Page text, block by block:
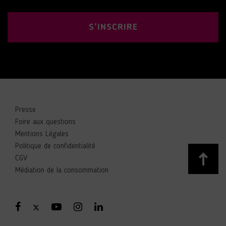
S'INSCRIRE
Presse
Foire aux questions
Mentions Légales
Politique de confidentialité
CGV
Médiation de la consommation